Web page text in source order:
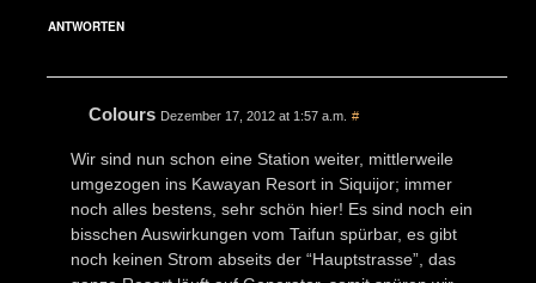
ANTWORTEN
Colours Dezember 17, 2012 at 1:57 a.m. #
Wir sind nun schon eine Station weiter, mittlerweile
umgezogen ins Kawayan Resort in Siquijor; immer
noch alles bestens, sehr schön hier! Es sind noch ein
bisschen Auswirkungen vom Taifun spürbar, es gibt
noch keinen Strom abseits der “Hauptstrasse”, das